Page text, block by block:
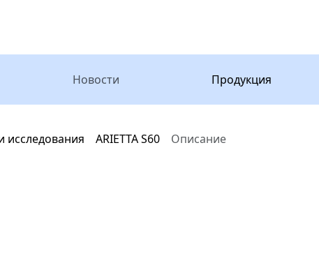
Новости Продукция
исследования ARIETTA S60 Описание